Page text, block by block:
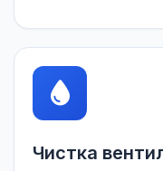
Чистка